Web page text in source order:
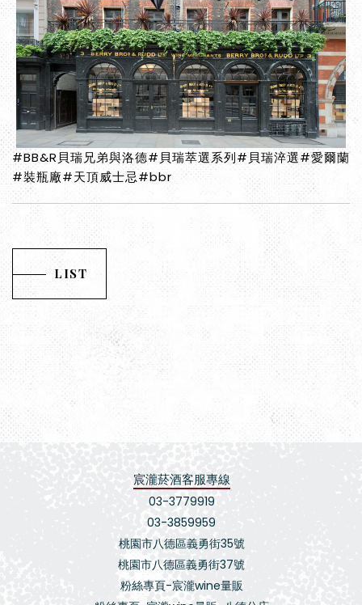
#BB&R貝瑞兄弟與洛德#貝瑞萃選系列#貝瑞淬選#愛爾蘭
#裝瓶廠#天頂威士忌#bbr
LIST
宸瀧菸酒客服專線
03-3779919
03-3859959
桃園市八德區義勇街35號
桃園市八德區義勇街37號
粉絲專頁-宸瀧wine量販